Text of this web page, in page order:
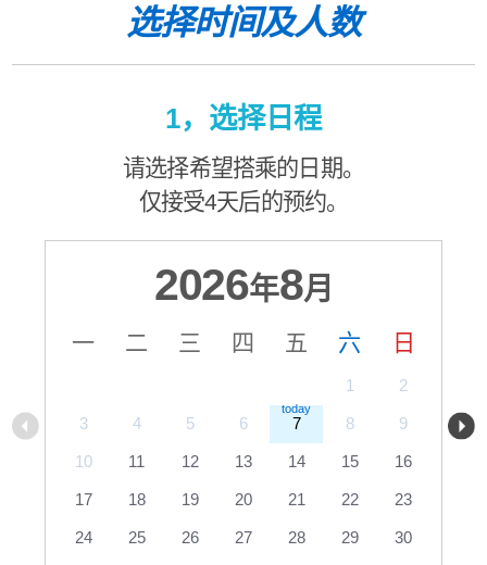
选择时间及人数
1，选择日程
请选择希望搭乘的日期。
仅接受4天后的预约。
2026年8月
一 二 三 四 五 六 日
1 2
3 4 5 6 7 8 9
10 11 12 13 14 15 16
17 18 19 20 21 22 23
24 25 26 27 28 29 30